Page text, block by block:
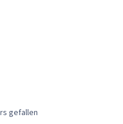
gefallen